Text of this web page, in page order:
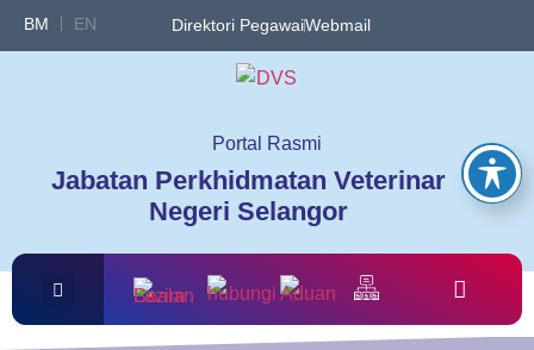
BM EN Direktori PegawaiWebmail
Portal Rasmi
Jabatan Perkhidmatan Veterinar
Negeri Selangor